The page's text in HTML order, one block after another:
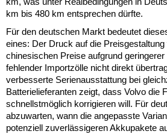
km bis 480 km entsprechen dürfte.
Für den deutschen Markt bedeutet
eines: Der Druck auf die
chinesischen Preise aufgrund
fehlender Importzölle nicht direkt
verbesserte Serienausstattung bei
Batterielieferanten zeigt, dass Volvo die
schnellstmöglich korrigieren will. Für
abzuwarten, wann die angepasste
potenziell zuverlässigeren Akkupakete